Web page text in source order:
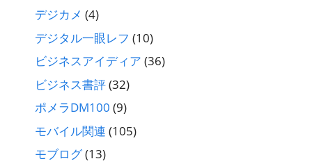
デジカメ (4)
デジタル一眼レフ (10)
ビジネスアイディア (36)
ビジネス書評(32)
ポメラDM100 (9)
モバイル関連 (105)
モブログ(13)